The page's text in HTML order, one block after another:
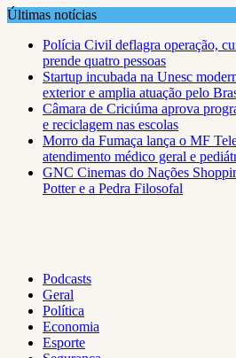
Skip
content
Últimas notícias
Polícia Civil deflagra operação,
prende quatro pessoas
Startup incubada na Unesc
exterior e amplia atuação pelo
Câmara de Criciúma aprova
e reciclagem nas escolas
Morro da Fumaça lança o MF
atendimento médico geral e
GNC Cinemas do Nações
Potter e a Pedra Filosofal
Podcasts
Geral
Política
Economia
Esporte